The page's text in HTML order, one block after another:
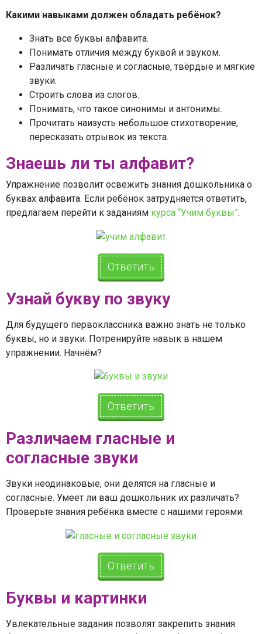
Какими навыками должен обладать ребёнок?
Знать все буквы алфавита.
Понимать отличия между буквой и звуком.
Различать гласные и согласные, твёрдые и мягкие
звуки.
Строить слова из слогов.
Понимать, что такое синонимы и антонимы.
Прочитать наизусть небольшое стихотворение,
пересказать отрывок из текста.
Знаешь ли ты алфавит?
Упражнение позволит освежить знания дошкольника о
буквах алфавита. Если ребёнок затрудняется ответить,
предлагаем перейти к заданиям курса “Учим буквы”.
Ответить
Узнай букву по звуку
Для будущего первоклассника важно знать не только
буквы, но и звуки. Потренируйте навык в нашем
упражнении. Начнём?
Ответить
Различаем гласные и
согласные звуки
Звуки неодинаковые, они делятся на гласные и
согласные. Умеет ли ваш дошкольник их различать?
Проверьте знания ребёнка вместе с нашими героями.
Ответить
Буквы и картинки
Увлекательные задания позволят закрепить знания